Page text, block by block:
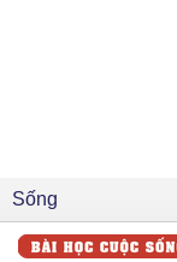
Sống